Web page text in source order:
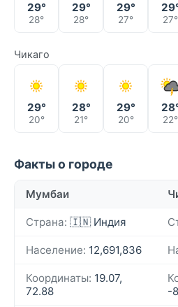
29°
28°
29°
28°
29°
27° 27°
Чикаго
29°
20°
28°
21°
29°
20° 22°
Факты о городе
Мумбаи
Страна: 🇮🇳 Индия
Население: 12,691,836
Координаты: 19.07,
72.88
-